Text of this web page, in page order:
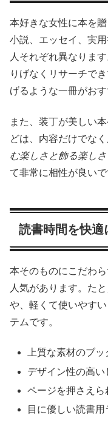
本好きな女性に本を
小説、エッセイ、実
人それぞれ異なりま
りげなくリサーチで
げるような一冊がおす
また、装丁が美しい
どは、内容だけでな
む楽しさと飾る楽しさ
て非常に相性が良いで
読書時間を快適
本そのものにこだわ
人気があります。た
や、軽くて使いやす
テムです。
上質な素材のブ
デザイン性の高い
ページを押さえ
目に優しい読書用